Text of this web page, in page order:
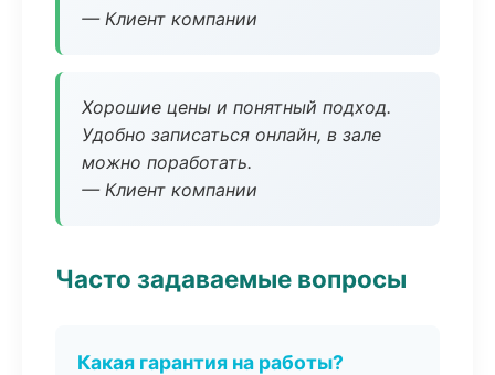
— Клиент компании
Хорошие цены и понятный подход.
Удобно записаться онлайн, в зале
можно поработать.
— Клиент компании
Часто задаваемые вопросы
Какая гарантия на работы?